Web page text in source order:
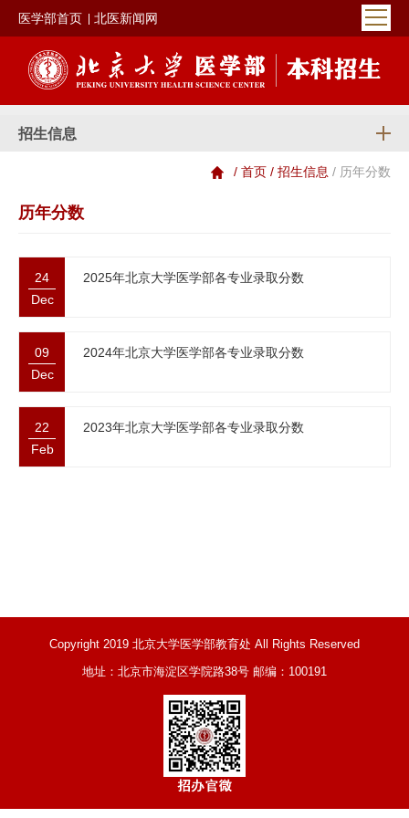
医学部首页 北医新闻网
招生信息
/ 首页 / 招生信息 / 历年分数
历年分数
24
Dec
2025年北京大学医学部各专业录取分数
09
Dec
2024年北京大学医学部各专业录取分数
22
Feb
2023年北京大学医学部各专业录取分数
Copyright 2019 北京大学医学部教育处 All Rights Reserved
地址：北京市海淀区学院路38号 邮编：100191